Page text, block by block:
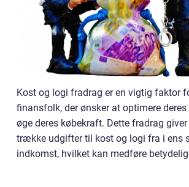
Kost og logi fradrag er en vigtig faktor
finansfolk, der ønsker at optimere
øge deres købekraft. Dette fradrag
trække udgifter til kost og logi fra i ens
indkomst, hvilket kan medføre